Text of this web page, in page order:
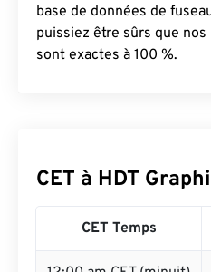
base de données de
puissiez être sûrs que
sont exactes à 100 %.
CET à HDT
CET Temps